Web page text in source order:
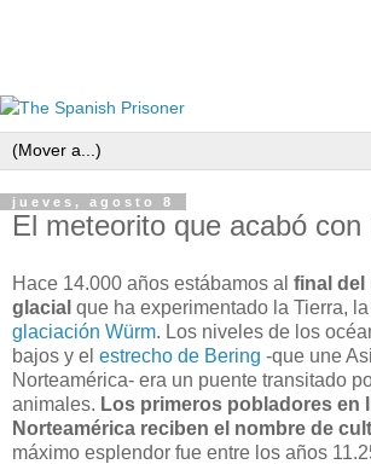
jueves, agosto 8
El meteorito que acabó con
Hace 14.000 años estábamos al final del
glacial que ha experimentado la Tierra,
glaciación Würm. Los niveles de los
bajos y el estrecho de Bering -que une
Norteamérica- era un puente transitado
animales. Los primeros pobladores en
Norteamérica reciben el nombre de
máximo esplendor fue entre los años